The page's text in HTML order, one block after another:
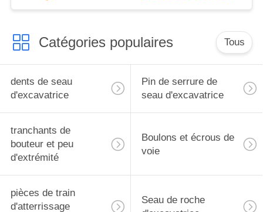
Catégories populaires Tous
dents de seau
d'excavatrice
Pin de serrure de
seau d'excavatrice
tranchants de
bouteur et peu
d'extrémité
Boulons et écrous de
voie
pièces de train
d'atterrissage
Seau de roche